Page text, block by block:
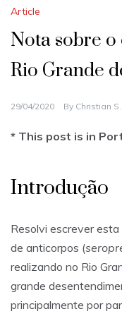
Article
Nota sobre o
Rio Grande
29/04/2020 By Christian
* This post is in
Introdução
Resolvi escrever
de anticorpos (
realizando no Rio
grande
principalmente por